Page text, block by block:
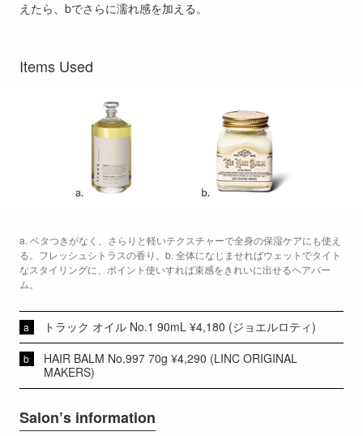
えたら、bでさらに濡れ感を加える。
Items Used
a. ベタつきがなく、さらりと軽いテクスチャーで全身の保湿ケアにも使え
る。フレッシュシトラスの香り。b. 全体になじませればウェットでタイト
なスタイリングに、ポイント使いすれば束感をきれいに出せるヘアバー
ム。
トラック オイル No.1 90mL ¥4,180 (ジョエルロティ)
HAIR BALM No.997 70g ¥4,290 (LINC ORIGINAL
MAKERS)
Salon’s information